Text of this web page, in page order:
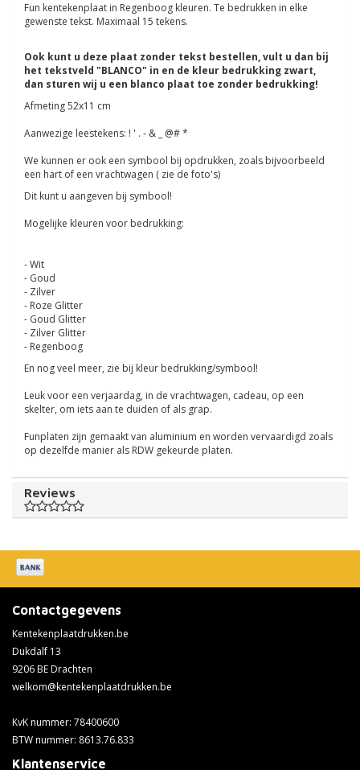
Fun kentekenplaat in Regenboog kleuren. Te bedrukken in elke
gewenste tekst. Maximaal 15 tekens.
Ook kunt u deze plaat zonder tekst bestellen, vult u dan bij
het tekstveld "BLANCO" in en de kleur bedrukking zwart,
dan sturen wij u een blanco plaat toe zonder bedrukking!
Afmeting 52x11 cm
Aanwezige leestekens: ! ' . - & _ @# *
We kunnen er ook een symbool bij opdrukken, zoals bijvoorbeeld
een hart of een vrachtwagen ( zie de foto's)
Dit kunt u aangeven bij symbool!
Mogelijke kleuren voor bedrukking:
- Wit
- Goud
- Zilver
- Roze Glitter
- Goud Glitter
- Zilver Glitter
- Regenboog
En nog veel meer, zie bij kleur bedrukking/symbool!
Leuk voor een verjaardag, in de vrachtwagen, cadeau, op een
skelter, om iets aan te duiden of als grap.
Funplaten zijn gemaakt van aluminium en worden vervaardigd zoals
op dezelfde manier als RDW gekeurde platen.
Reviews
Contactgegevens
Kentekenplaatdrukken.be
Dukdalf 13
9206 BE Drachten
welkom@kentekenplaatdrukken.be
KvK nummer: 78400600
BTW nummer: 8613.76.833
Klantenservice